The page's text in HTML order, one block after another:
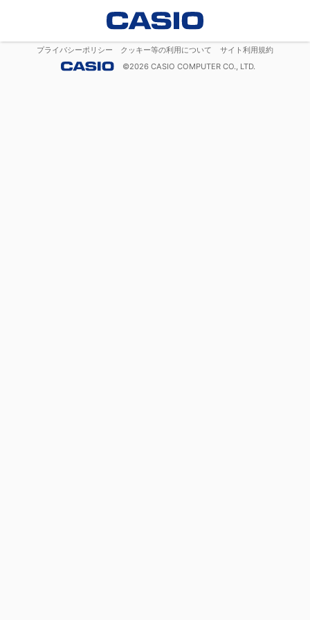
プライバシーポリシー クッキー等の利用について
サイト利用規約
©2026 CASIO COMPUTER CO., LTD.